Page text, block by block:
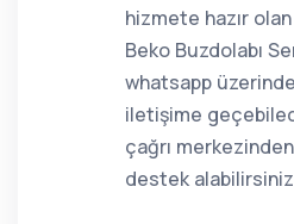
hizmete hazır
Beko Buzdolabı
whatsapp
iletişime
çağrı
destek